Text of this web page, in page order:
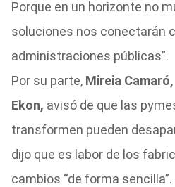
Porque en un horizonte no
soluciones nos conectarán
administraciones públicas”.
Por su parte, Mireia
Ekon, avisó de que las
transformen pueden
dijo que es labor de los
cambios “de forma sencilla”.